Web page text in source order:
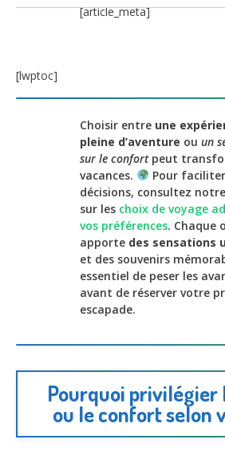
[article_meta]
[lwptoc]
Choisir entre une
pleine d’aventure ou un
sur le confortpeut
vacances.
Pour
décisions, consultez
sur les choix de voyage
vos préférences. Chaque
apporte des sensations
et des souvenirs
essentiel de peser les
avant de réserver votre
escapade.
Pourquoi privilégier
ou le confort selon